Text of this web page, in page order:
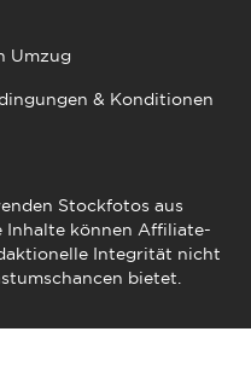
Stockfotos aus
Inhalte können Affiliate-
Integrität nicht
bietet.
Umzug
& Konditionen